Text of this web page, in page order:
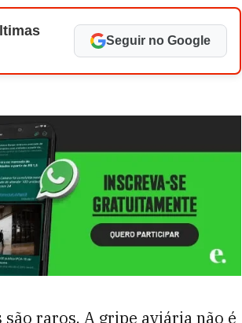
Seguir no Google
raros. A gripe aviária não é